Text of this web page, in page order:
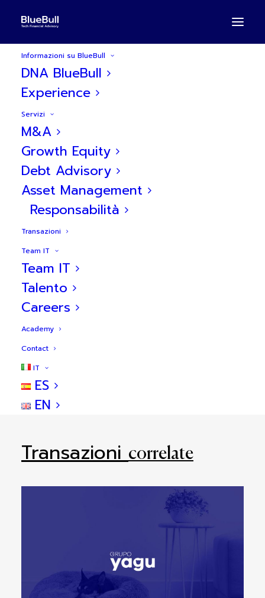
Informazioni su BlueBull
DNA BlueBull
Experience
Servizi
M&A
Growth Equity
Debt Advisory
Asset Management
Responsabilità
Transazioni
Team IT
Team IT
Talento
Careers
Academy
Contact
IT
ES
EN
BlueBull aconsiglia
Maskokotas
08
Transazionicorrelate